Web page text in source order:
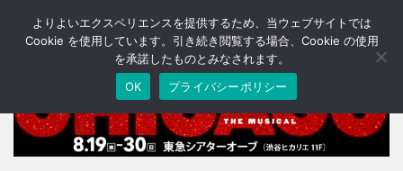
T
o
n
v
よりよいエクスペリエンスを提供するため、当ウェブサイトでは
Cookie を使用しています。引き続き閲覧する場合、Cookie の使用
を承諾したものとみなされます。
OK
プライバシーポリシー